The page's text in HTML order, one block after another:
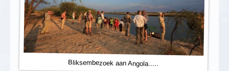
Bliksembezoek aan Angola.....